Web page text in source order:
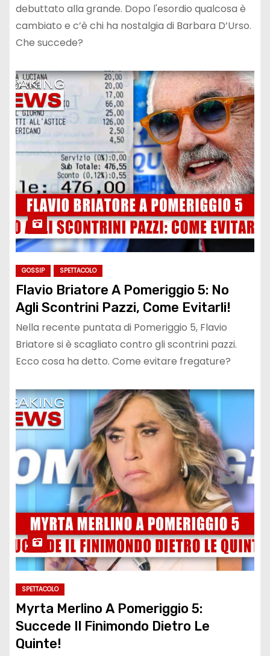
debuttato alla grande. Dopo l'esordio qualcosa è
cambiato e c’è chi ha nostalgia di Barbara D’Urso.
Che succede?
GOSSIP SPETTACOLO
Flavio Briatore A Pomeriggio 5: No
Agli Scontrini Pazzi, Come Evitarli!
Nella recente puntata di Pomeriggio 5, Flavio
Briatore si è scagliato contro gli scontrini pazzi.
Ecco cosa ha detto. Come evitare fregature?
SPETTACOLO
Myrta Merlino A Pomeriggio 5:
Succede Il Finimondo Dietro Le
Quinte!